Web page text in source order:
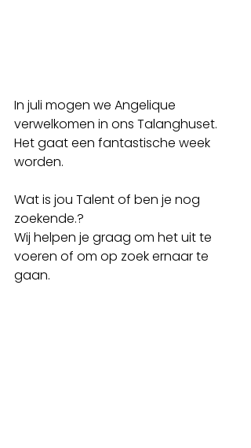
In juli mogen we Angelique
verwelkomen in ons Talanghuset.
Het gaat een fantastische week
worden.
Wat is jou Talent of ben je nog
zoekende.?
Wij helpen je graag om het uit te
voeren of om op zoek ernaar te
gaan.